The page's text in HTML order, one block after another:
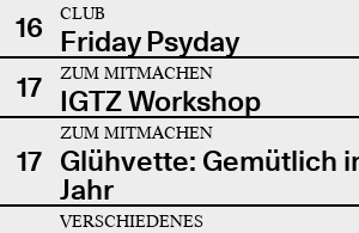
16
CLUB
Friday Psyday
17
ZUM MITMACHEN
IGTZ Workshop
17
ZUM MITMACHEN
Glühvette: Gemütlich
Jahr
VERSCHIEDENES